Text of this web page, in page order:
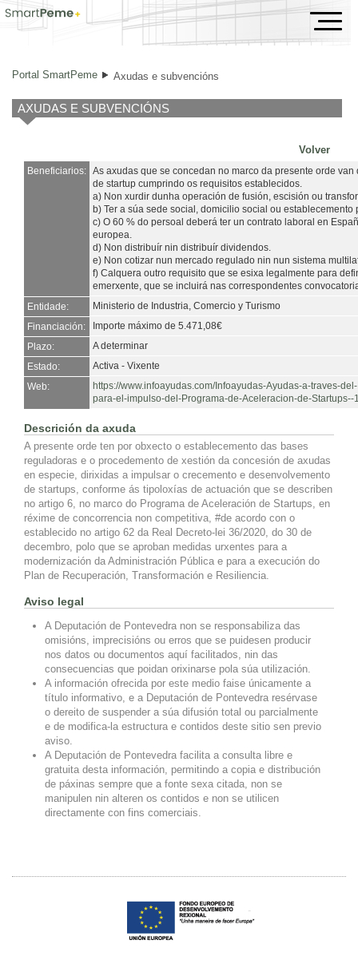
Axudas e subvencións
Portal SmartPeme Axudas e subvencións
AXUDAS E SUBVENCIÓNS
Volver
Beneficiarios: As axudas que se concedan no marco da presente orde
de startup cumprindo os requisitos establecidos.
a) Non xurdir dunha operación de fusión, escisión ou
b) Ter a súa sede social, domicilio social ou establecemento
c) O 60 % do persoal deberá ter un contrato laboral en
europea.
d) Non distribuír nin distribuír dividendos.
e) Non cotizar nun mercado regulado nin nun sistema
f) Calquera outro requisito que se esixa legalmente para
emerxente, que se incluirá nas correspondentes
Entidade:
Ministerio de Industria, Comercio y Turismo
Financiación:
Importe máximo de 5.471,08€
Plazo:
A determinar
Estado:
Activa - Vixente
Web:
https://www.infoayudas.com/Infoayudas-Ayudas-a-traves-
para-el-impulso-del-Programa-de-Aceleracion-de-Startups--
Descrición da axuda
A presente orde ten por obxecto o establecemento das bases
reguladoras e o procedemento de xestión da concesión de axudas
en especie, dirixidas a impulsar o crecemento e desenvolvemento
de startups, conforme ás tipoloxías de actuación que se describen
no artigo 6, no marco do Programa de Aceleración de Startups, en
réxime de concorrencia non competitiva, #de acordo con o
establecido no artigo 62 da Real Decreto-lei 36/2020, do 30 de
decembro, polo que se aproban medidas urxentes para a
modernización da Administración Pública e para a execución do
Plan de Recuperación, Transformación e Resiliencia.
Aviso legal
A Deputación de Pontevedra non se responsabiliza das
omisións, imprecisións ou erros que se puidesen producir
nos datos ou documentos aquí facilitados, nin das
consecuencias que poidan orixinarse pola súa utilización.
A información ofrecida por este medio faise únicamente a
título informativo, e a Deputación de Pontevedra resérvase
o dereito de suspender a súa difusión total ou parcialmente
e de modifica-la estructura e contidos deste sitio sen previo
aviso.
A Deputación de Pontevedra facilita a consulta libre e
gratuita desta información, permitindo a copia e distribución
de páxinas sempre que a fonte sexa citada, non se
manipulen nin alteren os contidos e non se utilicen
directamente con fins comerciais.